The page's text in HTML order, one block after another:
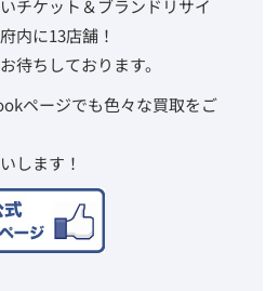
チケット＆ブランドリサイ
内に13店舗！
待ちしております。
ページでも色々な買取をご
します！